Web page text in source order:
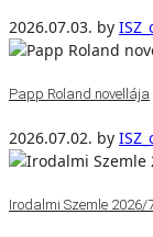
2026.07.03. by
Papp Roland novellája
2026.07.02. by
Irodalmi Szemle 2026/